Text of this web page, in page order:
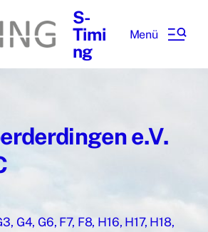
S-
Timi
ng
Menü
e.V.
G4, G6, F7, F8, H16, H17, H18,